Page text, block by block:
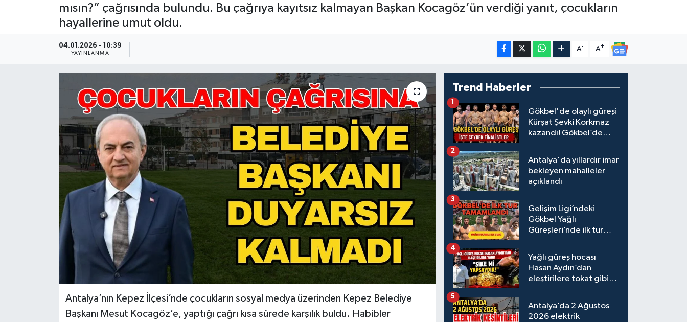
mısın?” çağrısında bulundu. Bu çağrıya kayıtsız kalmayan Başkan Kocagöz’ün verdiği yanıt, çocukların
hayallerine umut oldu.
04.01.2026 - 10:39
YAYINLANMA
A- A+
Antalya’nın Kepez İlçesi’nde çocukların sosyal medya üzerinden Kepez Belediye
Başkanı Mesut Kocagöz’e, yaptığı çağrı kısa sürede karşılık buldu. Habibler
Trend Haberler
Gökbel'de olaylı güreşi
Kürşat Şevki Korkmaz
kazandı! Gökbel’de
Gürbüz elendi!
1
Antalya'da yıllardır imar
bekleyen mahalleler
açıklandı
2
Gelişim Ligi’ndeki
Gökbel Yağlı
Güreşleri’nde ilk tur
3
Yağlı güreş hocası
Hasan Aydın’dan
eleştirilere tokat gibi
4
Antalya’da 2 Ağustos
2026 elektrik
5
Görüntülü Haber
Kültür & Sanat
Sağlık & Yaşam
Siyaset
Haber Arşivi